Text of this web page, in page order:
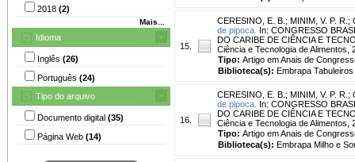
2018 (2)
Mais...
Idioma
Inglês (26)
Português (24)
Tipo do arquivo
Documento digital (35)
Página Web (14)
15.
CERESINO, E. B. ; MINIM, V. P. R. ;
de pipoca. In: CONGRESSO
DO CARIBE DE CIÊNCIA E
Ciência e Tecnologia de Alimentos,
Tipo: Artigo em Anais de
Biblioteca(s): Embrapa
16.
CERESINO, E. B. ; MINIM, V. P. R. ;
de pipoca. In: CONGRESSO
DO CARIBE DE CIÊNCIA E
Ciência e Tecnologia de Alimentos,
Tipo: Artigo em Anais de
Biblioteca(s): Embrapa Milho e